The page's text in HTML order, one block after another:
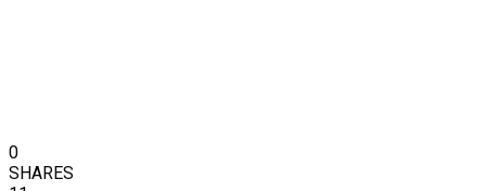
0
SHARES